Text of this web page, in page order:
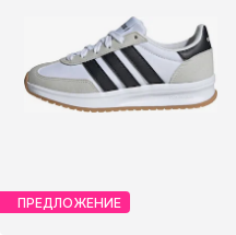
ПРЕДЛОЖЕНИЕ